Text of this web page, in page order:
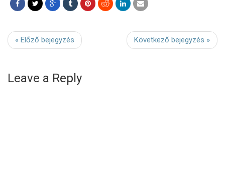
« Előző bejegyzés Következő bejegyzés »
Leave a Reply